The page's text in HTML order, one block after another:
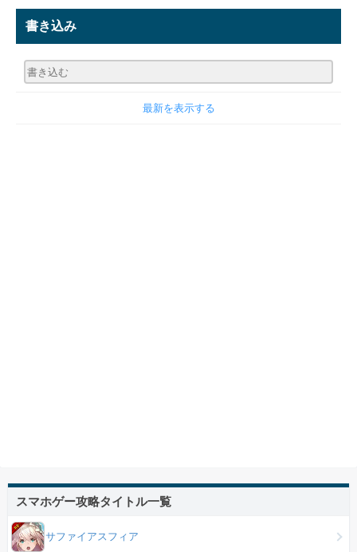
書き込み
最新を表示する
スマホゲー攻略タイトル一覧
サファイアスフィア